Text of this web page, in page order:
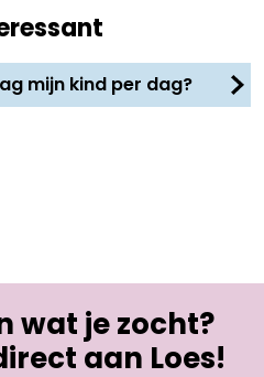
mijn kind per dag?
wat je zocht?
aan Loes!